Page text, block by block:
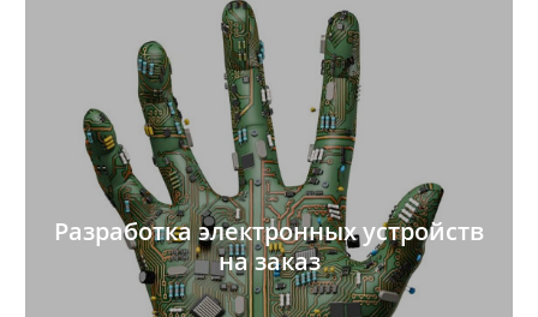
Разработка электронных устройств
на заказ